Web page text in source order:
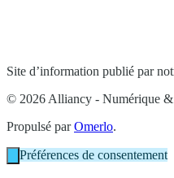
Site d’information publié par
© 2026 Alliancy - Numérique &
Propulsé parOmerlo.
Préférences de consentement